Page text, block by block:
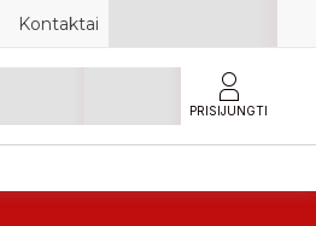
Kontaktai
PRISIJUNGTI